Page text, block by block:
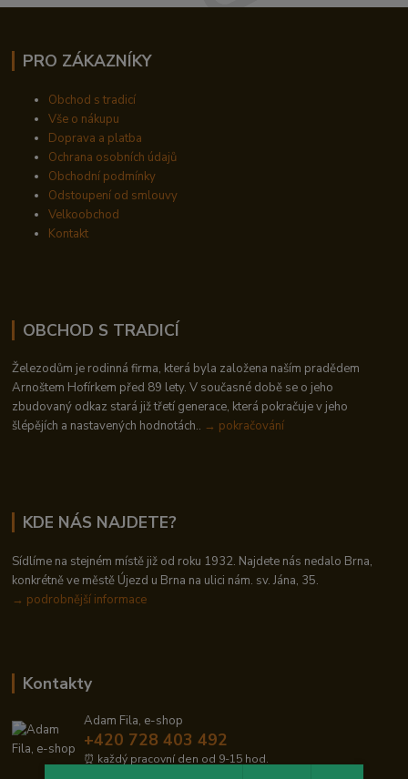
PRO ZÁKAZNÍKY
Obchod s tradicí
Vše o nákupu
Doprava a platba
Ochrana osobních údajů
Obchodní podmínky
Odstoupení od smlouvy
Velkoobchod
Kontakt
OBCHOD S TRADICÍ
Železodům je rodinná firma, která byla založena naším pradědem
Arnoštem Hofírkem před 89 lety. V současné době se o jeho
zbudovaný odkaz stará již třetí generace, která pokračuje v jeho
šlépějích a nastavených hodnotách.. → pokračování
KDE NÁS NAJDETE?
Sídlíme na stejném místě již od roku 1932. Najdete nás nedalo Brna,
konkrétně ve městě Újezd u Brna na ulici nám. sv. Jána, 35.
→ podrobnější informace
Kontakty
Adam Fila, e-shop
+420 728 403 492
⏰ každý pracovní den od 9-15 hod.